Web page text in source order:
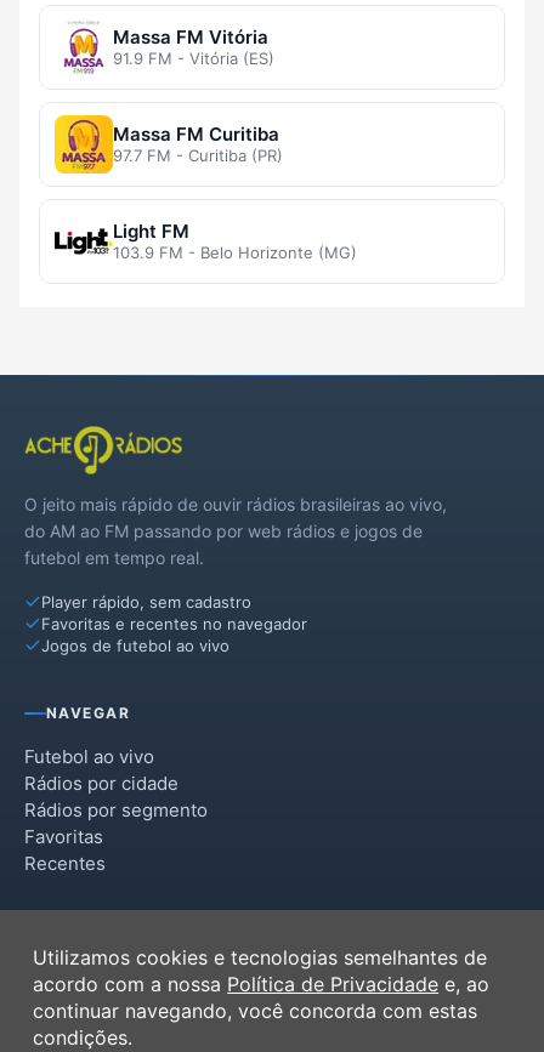
Massa FM Vitória
91.9 FM - Vitória (ES)
Massa FM Curitiba
97.7 FM - Curitiba (PR)
Light FM
103.9 FM - Belo Horizonte (MG)
O jeito mais rápido de ouvir rádios brasileiras ao vivo,
do AM ao FM passando por web rádios e jogos de
futebol em tempo real.
Player rápido, sem cadastro
Favoritas e recentes no navegador
Jogos de futebol ao vivo
NAVEGAR
Futebol ao vivo
Rádios por cidade
Rádios por segmento
Favoritas
Recentes
Termos de Uso
Política de Privacidade
Ferramentas
Utilizamos cookies e tecnologias semelhantes de
acordo com a nossa Política de Privacidade e, ao
continuar navegando, você concorda com estas
condições.